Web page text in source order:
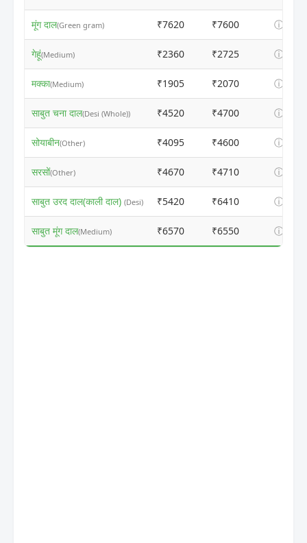
मूंग दाल(Green gram) ₹7620 ₹7600 ⓘ
गेहूं(Medium) ₹2360 ₹2725 ⓘ
मक्का(Medium) ₹1905 ₹2070 ⓘ
साबुत चना दाल(Desi (Whole)) ₹4520 ₹4700 ⓘ
सोयाबीन(Other) ₹4095 ₹4600 ⓘ
सरसों(Other) ₹4670 ₹4710 ⓘ
साबुत उरद दाल(काली दाल) (Desi) ₹5420 ₹6410 ⓘ
साबुत मूंग दाल(Medium) ₹6570 ₹6550 ⓘ